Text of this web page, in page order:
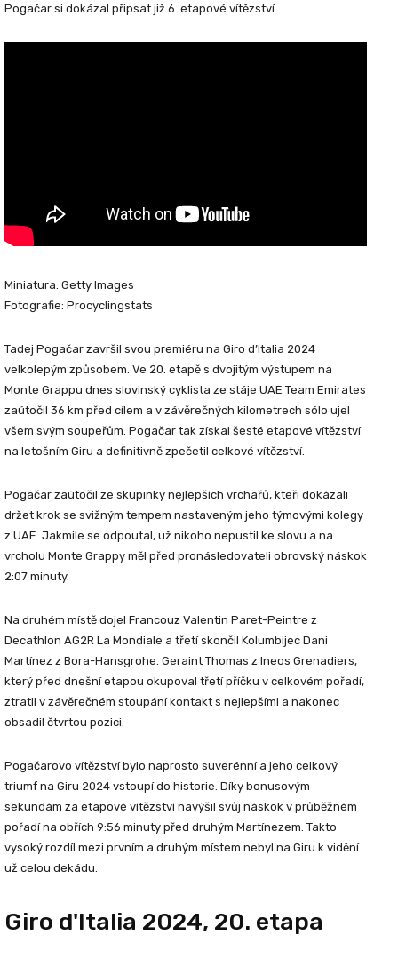
Pogačar si dokázal připsat již 6. etapové vítězství.
Miniatura: Getty Images
Fotografie: Procyclingstats
Tadej Pogačar završil svou premiéru na Giro d’Italia 2024
velkolepým způsobem. Ve 20. etapě s dvojitým výstupem na
Monte Grappu dnes slovinský cyklista ze stáje UAE Team Emirates
zaútočil 36 km před cílem a v závěrečných kilometrech sólo ujel
všem svým soupeřům. Pogačar tak získal šesté etapové vítězství
na letošním Giru a definitivně zpečetil celkové vítězství.
Pogačar zaútočil ze skupinky nejlepších vrchařů, kteří dokázali
držet krok se svižným tempem nastaveným jeho týmovými kolegy
z UAE. Jakmile se odpoutal, už nikoho nepustil ke slovu a na
vrcholu Monte Grappy měl před pronásledovateli obrovský náskok
2:07 minuty.
Na druhém místě dojel Francouz Valentin Paret-Peintre z
Decathlon AG2R La Mondiale a třetí skončil Kolumbijec Dani
Martínez z Bora-Hansgrohe. Geraint Thomas z Ineos Grenadiers,
který před dnešní etapou okupoval třetí příčku v celkovém pořadí,
ztratil v závěrečném stoupání kontakt s nejlepšími a nakonec
obsadil čtvrtou pozici.
Pogačarovo vítězství bylo naprosto suverénní a jeho celkový
triumf na Giru 2024 vstoupí do historie. Díky bonusovým
sekundám za etapové vítězství navýšil svůj náskok v průběžném
pořadí na obřích 9:56 minuty před druhým Martínezem. Takto
vysoký rozdíl mezi prvním a druhým místem nebyl na Giru k vidění
už celou dekádu.
Giro d'Italia 2024, 20. etapa